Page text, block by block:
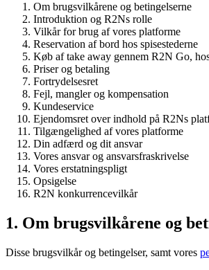
Om brugsvilkårene og betingelserne
Introduktion og R2Ns rolle
Vilkår for brug af vores platforme
Reservation af bord hos spisestederne
Køb af take away gennem R2N Go,
Priser og betaling
Fortrydelsesret
Fejl, mangler og kompensation
Kundeservice
Ejendomsret over indhold på R2Ns
Tilgængelighed af vores platforme
Din adfærd og dit ansvar
Vores ansvar og ansvarsfraskrivelse
Vores erstatningspligt
Opsigelse
R2N konkurrencevilkår
1. Om brugsvilkårene og
Disse brugsvilkår og betingelser, samt vores